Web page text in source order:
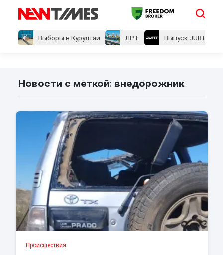
Выборы в Курултай ЛРТ Выпуск JURT
Новости с меткой: внедорожник
Проиcшествия